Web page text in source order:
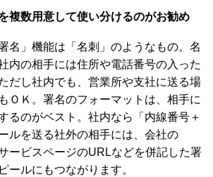
複数用意して使い分けるのがお勧め
名」機能は「名刺」のようなもの。名
内の相手には住所や電話番号の入った
だし社内でも、営業所や支社に送る場
ＯＫ。署名のフォーマットは、相手に
るのがベスト。社内なら「内線番号＋
ルを送る社外の相手には、会社の
ービスページのURLなどを併記した署
ールにもつながります。